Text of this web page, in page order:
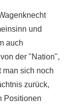
und
auch
der "Nation",
man sich noch
zurück,
Positionen